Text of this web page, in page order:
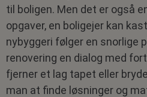
til boligen. Men det er også
opgaver, en boligejer kan
nybyggeri følger en snorlige
renovering en dialog med
fjerner et lag tapet eller
man at finde løsninger og